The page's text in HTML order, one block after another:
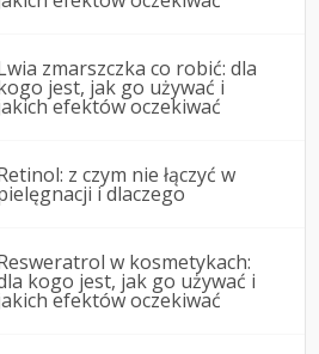
zmarszczka co robić: dla
jest, jak go używać i
efektów oczekiwać
z czym nie łączyć w
i dlaczego
w kosmetykach:
kogo jest, jak go używać i
efektów oczekiwać